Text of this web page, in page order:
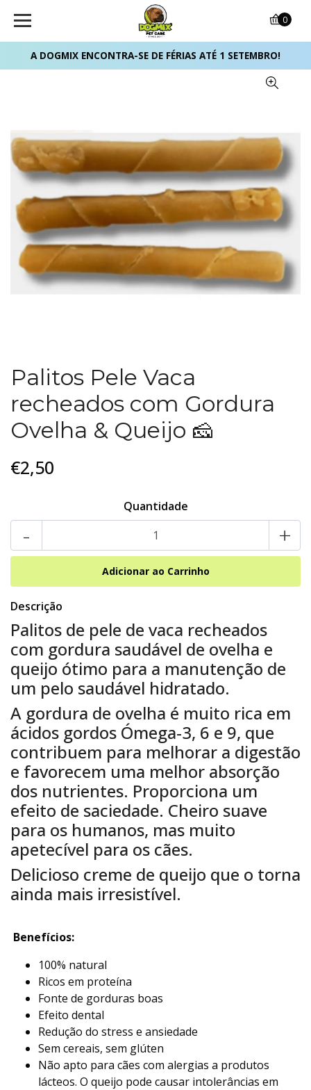
A DOGMIX ENCONTRA-SE DE FÉRIAS ATÉ 1 SETEMBRO!
0
Palitos Pele Vaca
recheados com Gordura
Ovelha & Queijo 🧀
€2,50
Quantidade
- +
Descrição
Palitos de pele de vaca recheados
com gordura saudável de ovelha e
queijo ótimo para a manutenção de
um pelo saudável hidratado.
A gordura de ovelha é muito rica em
ácidos gordos Ómega-3, 6 e 9, que
contribuem para melhorar a digestão
e favorecem uma melhor absorção
dos nutrientes. Proporciona um
efeito de saciedade. Cheiro suave
para os humanos, mas muito
apetecível para os cães.
Delicioso creme de queijo que o torna
ainda mais irresistível.
Benefícios:
100% natural
Ricos em proteína
Fonte de gorduras boas
Efeito dental
Redução do stress e ansiedade
Sem cereais, sem glúten
Não apto para cães com alergias a produtos
lácteos. O queijo pode causar intolerâncias em